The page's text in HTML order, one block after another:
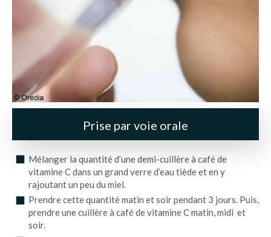
Prise par voie orale
Mélanger la quantité d’une demi-cuillère à café de
vitamine C dans un grand verre d’eau tiède et en y
rajoutant un peu du miel.
Prendre cette quantité matin et soir pendant 3 jours. Puis,
prendre une cuillère à café de vitamine C matin, midi et
soir.